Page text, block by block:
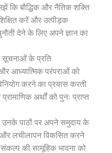
कि बौद्धिक और नैतिक शक्ति
करें और उत्पीड़क
देने के लिए अपने ज्ञान का
सूचनाओं के प्रति
आध्यात्मिक परंपराओं को
करने का प्रयास करती
अर्थों को पुनः प्राप्त
उनके पाठों पर अपने समुदाय के
लचीलापन विकसित करने
की सामूहिक भावना को